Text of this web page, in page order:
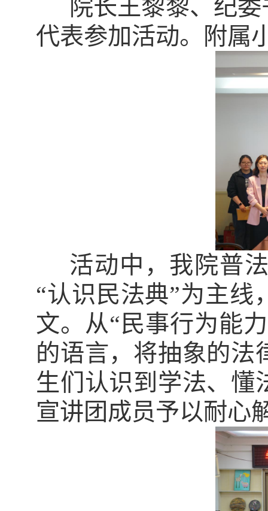
院长王黎黎、纪
代表参加活动。附属
活动中，我院普
“认识民法典”为主
文。从“民事行为能
的语言，将抽象的法
生们认识到学法、懂
宣讲团成员予以耐心